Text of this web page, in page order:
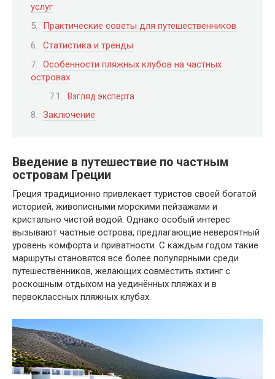
услуг
Практические советы для путешественников
Статистика и тренды
Особенности пляжных клубов на частных
островах
Взгляд эксперта
Заключение
Введение в путешествие по частным
островам Греции
Греция традиционно привлекает туристов своей богатой
историей, живописными морскими пейзажами и
кристально чистой водой. Однако особый интерес
вызывают частные острова, предлагающие невероятный
уровень комфорта и приватности. С каждым годом такие
маршруты становятся все более популярными среди
путешественников, желающих совместить яхтинг с
роскошным отдыхом на уединённых пляжах и в
первоклассных пляжных клубах.